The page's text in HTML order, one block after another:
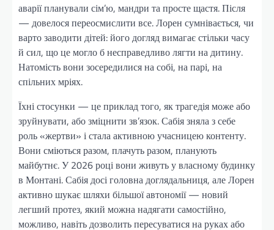
аварії планували сім’ю, мандри та просте щастя. Після
— довелося переосмислити все. Лорен сумнівається, чи
варто заводити дітей: його догляд вимагає стільки часу
й сил, що це могло б несправедливо лягти на дитину.
Натомість вони зосередилися на собі, на парі, на
спільних мріях.
Їхні стосунки — це приклад того, як трагедія може або
зруйнувати, або зміцнити зв’язок. Сабія зняла з себе
роль «жертви» і стала активною учасницею контенту.
Вони сміються разом, плачуть разом, планують
майбутнє. У 2026 році вони живуть у власному будинку
в Монтані. Сабія досі головна доглядальниця, але Лорен
активно шукає шляхи більшої автономії — новий
легший протез, який можна надягати самостійно,
можливо, навіть дозволить пересуватися на руках або